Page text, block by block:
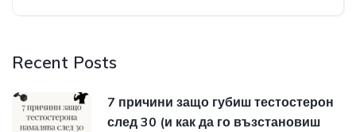
Recent Posts
7 причини защо губиш тестостерон
след 30 (и как да го възстановиш